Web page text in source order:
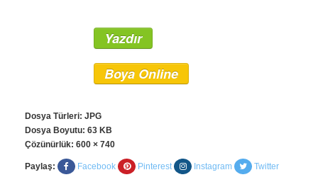
Yazdır
Boya Online
Dosya Türleri: JPG
Dosya Boyutu: 63 KB
Çözünürlük: 600 × 740
Paylaş: Facebook Pinterest Instagram Twitter